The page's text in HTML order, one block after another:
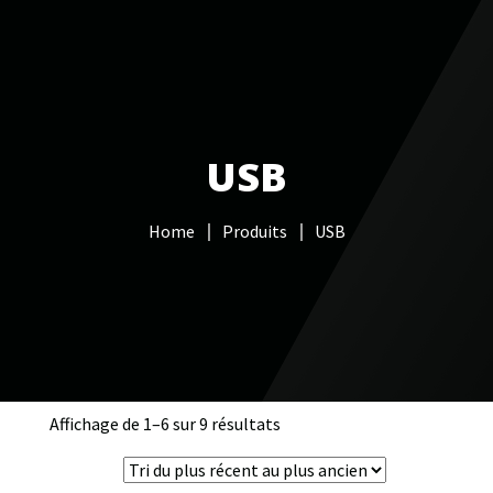
Câblage réseau
NAS
USB
Home Produits USB
Affichage de 1–6 sur 9 résultats
du